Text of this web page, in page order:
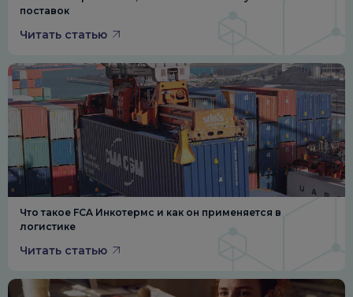
поставок
Читать статью
Что такое FCA Инкотермс и как он применяется в
логистике
Читать статью